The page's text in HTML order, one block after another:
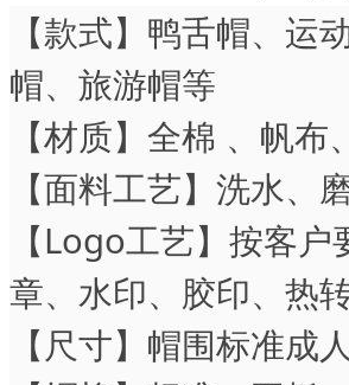
【款式】鸭舌帽、
帽、旅游帽等
【材质】全棉 、帆
【面料工
【Logo工艺】按客
章、水印、胶印、热
【尺寸】帽围标准成